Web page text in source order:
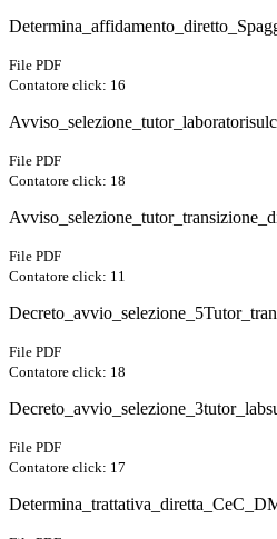
File PDF
Contatore click: 16
File PDF
Contatore click: 18
File PDF
Contatore click: 11
File PDF
Contatore click: 18
File PDF
Contatore click: 17